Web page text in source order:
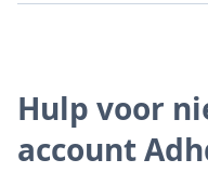
Hulp voor
account